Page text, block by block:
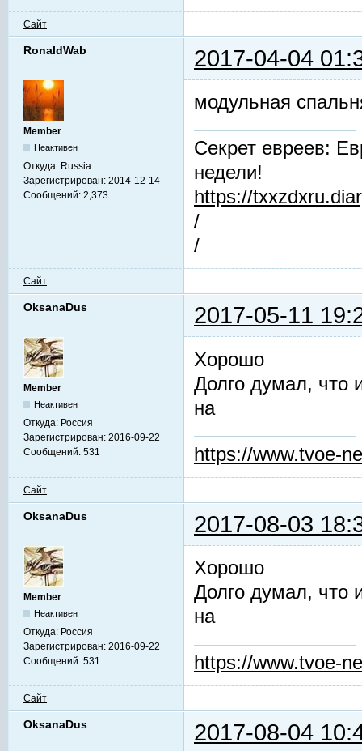
Сайт
RonaldWab 2017-04-04
Member
Неактивен
Откуда: Russia
Зарегистрирован: 2014-12-14
Сообщений: 2,373
модульная
Секрет евреев:
недели!
https://
/
/
Сайт
OksanaDus 2017-05-11
Member
Неактивен
Откуда: Россия
Зарегистрирован: 2016-09-22
Сообщений: 531
Хорошо
Долго думал, что
на
https://www.tvoe-
Сайт
OksanaDus 2017-08-03
Member
Неактивен
Откуда: Россия
Зарегистрирован: 2016-09-22
Сообщений: 531
Хорошо
Долго думал, что
на
https://www.tvoe-
Сайт
OksanaDus 2017-08-04